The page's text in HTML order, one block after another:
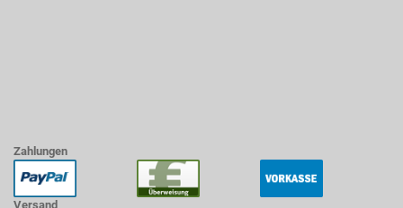
Zahlungen
Versand